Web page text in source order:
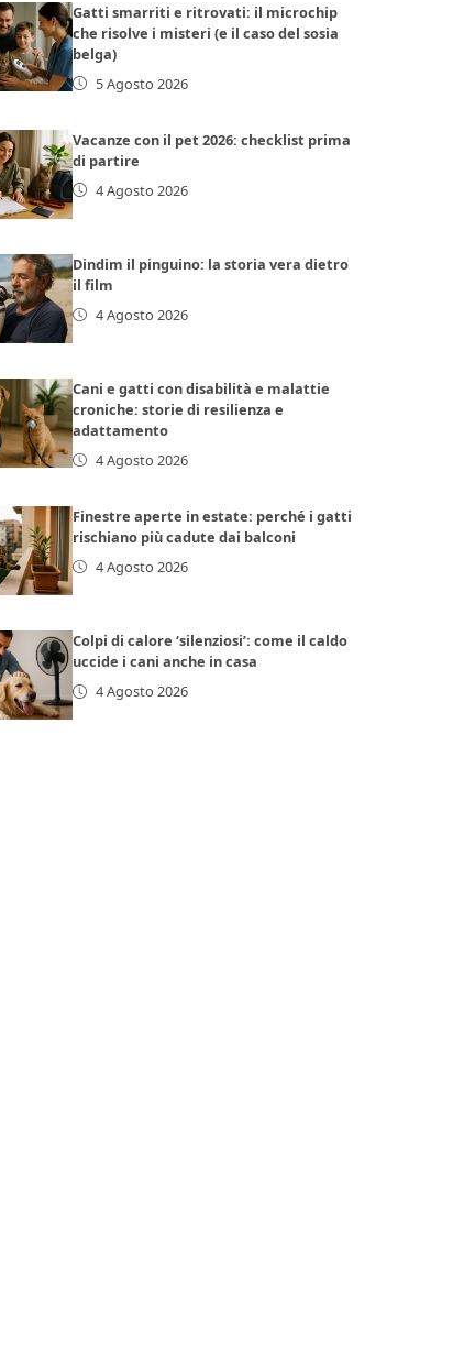
Gatti smarriti e ritrovati: il microchip
che risolve i misteri (e il caso del sosia
belga)
5 Agosto 2026
Vacanze con il pet 2026: checklist prima
di partire
4 Agosto 2026
Dindim il pinguino: la storia vera dietro
il film
4 Agosto 2026
Cani e gatti con disabilità e malattie
croniche: storie di resilienza e
adattamento
4 Agosto 2026
Finestre aperte in estate: perché i gatti
rischiano più cadute dai balconi
4 Agosto 2026
Colpi di calore ‘silenziosi’: come il caldo
uccide i cani anche in casa
4 Agosto 2026